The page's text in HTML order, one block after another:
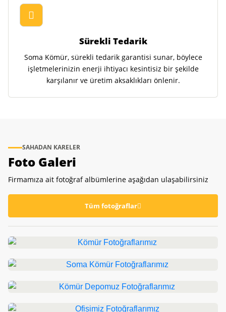
Sürekli Tedarik
Soma Kömür, sürekli tedarik garantisi sunar, böylece
işletmelerinizin enerji ihtiyacı kesintisiz bir şekilde
karşılanır ve üretim aksaklıkları önlenir.
SAHADAN KARELER
Foto Galeri
Firmamıza ait fotoğraf albümlerine aşağıdan ulaşabilirsiniz
Tüm fotoğraflar
Kömür
Galeriyi görüntüleyin
Soma Kömür
Galeriyi görüntüleyin
Kömür Depomuz